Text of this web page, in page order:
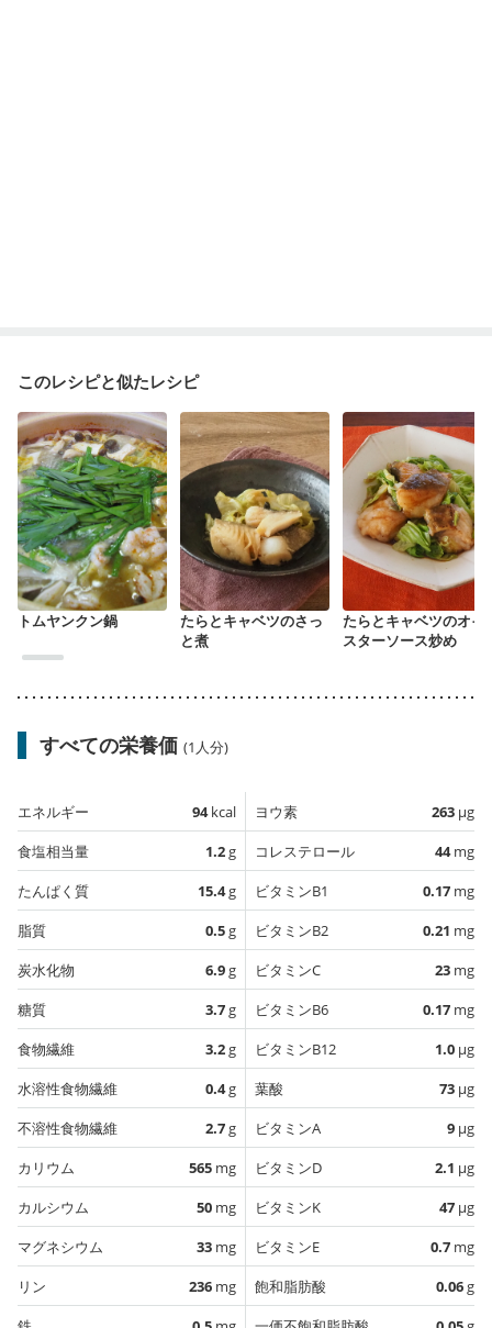
このレシピと似たレシピ
トムヤンクン鍋
たらとキャベツのさっ
と煮
たらとキャベツのオイ
スターソース炒め
すべての栄養価 (1人分)
エネルギー 94kcal
食塩相当量
1.2g
たんぱく質
15.4g
脂質
0.5g
炭水化物
6.9g
糖質
3.7g
食物繊維
3.2g
水溶性食物繊維
0.4g
不溶性食物繊維
2.7g
カリウム
565 mg
カルシウム
50 mg
マグネシウム
33 mg
リン
236 mg
ヨウ素 263 µg
コレステロール
44mg
ビタミンB1
0.17 mg
ビタミンB2
0.21 mg
ビタミンC
23 mg
ビタミンB6
0.17 mg
ビタミンB12
1.0 µg
葉酸
73 µg
ビタミンA
9 µg
ビタミンD
2.1 µg
ビタミンK
47 µg
ビタミンE
0.7 mg
飽和脂肪酸
0.06g